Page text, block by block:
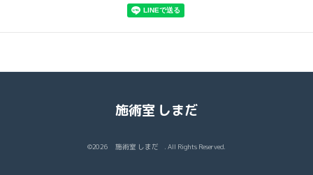
施術室 しまだ
©2026 施術室 しまだ . All Rights Reserved.